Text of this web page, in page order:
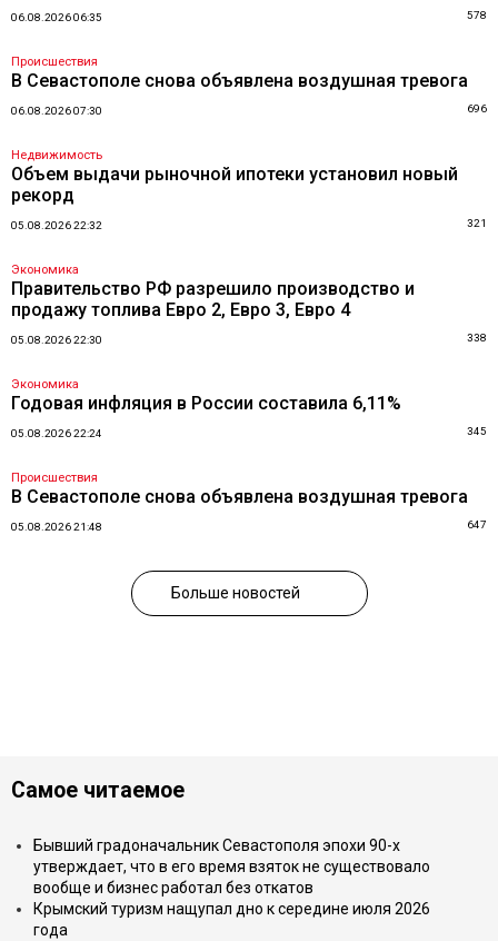
06.08.2026 06:35 578
Происшествия
В Севастополе снова объявлена воздушная тревога
06.08.2026 07:30 696
Недвижимость
Объем выдачи рыночной ипотеки установил новый
рекорд
05.08.2026 22:32 321
Экономика
Правительство РФ разрешило производство и
продажу топлива Евро 2, Евро 3, Евро 4
05.08.2026 22:30 338
Экономика
Годовая инфляция в России составила 6,11%
05.08.2026 22:24 345
Происшествия
В Севастополе снова объявлена воздушная тревога
05.08.2026 21:48 647
Больше новостей
Самое читаемое
Бывший градоначальник Севастополя эпохи 90-х
утверждает, что в его время взяток не существовало
вообще и бизнес работал без откатов
Крымский туризм нащупал дно к середине июля 2026
года